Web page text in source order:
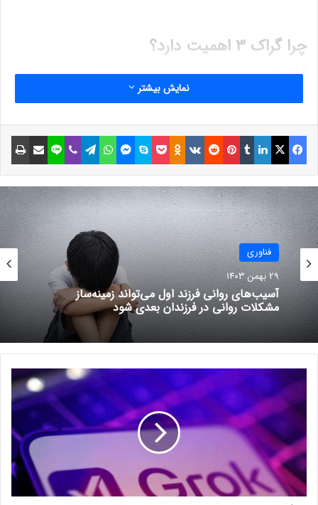
چرا گراک ۳ اهمیت دارد؟
گراک ۳ به عنوان یک مدل پیشرفته، با هدف رقابت با چت‌جی‌پی‌تی
و سایر چت‌بات‌های قدرتمند توسعه داده شده است. ماسک شرکت
«ایکس ای‌آی» (xAI) را به عنوان رقیبی برای اوپن‌ای‌آی و گوگل
تأسیس کرده و تلاش دارد تا هوش مصنوعی را به سمت رویکردی
شفاف‌تر و قابل اعتمادتر هدایت کند.
از زمان عرضه نسخه‌های اولیه گراک، این مدل توانسته است توجه
بسیاری از کاربران و متخصصان را به خود جلب کند. اکنون، با اعلام
نسخه جدید، انتظار می‌رود بهبودهایی در درک زبان، پردازش داده‌ها و
پاسخ‌گویی منطقی نسبت به نسخه‌های قبلی صورت گرفته باشد. اگر
گراک ۳ واقعاً بتواند بهتر از سایر چت‌بات‌ها عمل کند، می‌تواند جایگاه
مهمی در بازار رقابتی هوش مصنوعی کسب کند.
نوشته های مشابه
آخرین تغییرات در بازار رمزارزها
22 خرداد 1401
آیا هدفون‌هایی که صدا‌ی اطراف را
حذف می‌کنند مضرند؟
نمایش بیشتر
فیسبوک ایکس لینکداین تامبلر پینتریست Reddit
VKontakte
Odnoklassniki پاکت اسکایپ مسنجر واتس آپ تلگرام وایبر لاین اشتراک گذاری با ایمیل
فناوری
29 بهمن 1403
آسیب‌های روانی فرزند اول می‌تواند زمینه‌ساز
مشکلات روانی در فرزندان بعدی شود
گ
۳
؛
ت
ح
و